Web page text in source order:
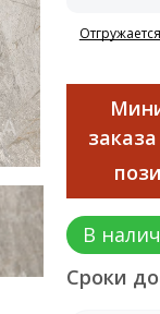
В
Сроки